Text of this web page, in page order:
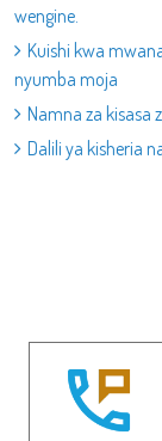
wengine.
Kuishi kwa
nyumba moja
Namna za kisasa
Dalili ya kisheria